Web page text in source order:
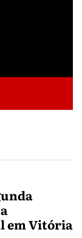
em Vitória